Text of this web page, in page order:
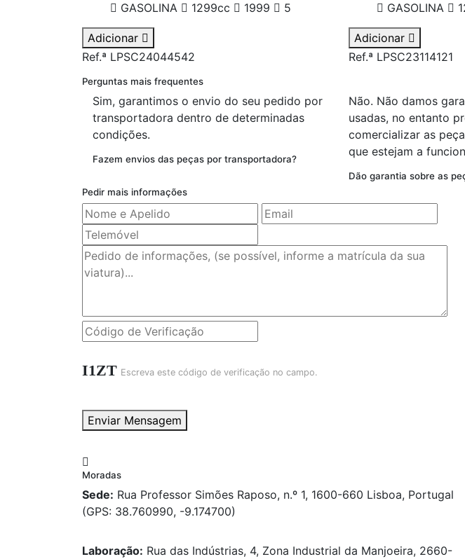
GASOLINA
1299cc 1999 5
Adicionar
Ref.ª LPSC24044542
GASOLINA
Adicionar
Ref.ª LPSC23114121
Perguntas mais frequentes
Sim, garantimos o envio do seu pedido por
transportadora dentro de determinadas
condições.
Fazem envios das peças por transportadora?
Não. Não damos
usadas, no entanto
comercializar as
que estejam a
Dão garantia sobre as
Pedir mais informações
I1ZT Escreva este código de verificação no campo.
Enviar Mensagem
Moradas
Sede: Rua Professor Simões Raposo, n.º 1, 1600-660 Lisboa, Portugal
(GPS: 38.760990, -9.174700)
Laboração: Rua das Indústrias, 4, Zona Industrial da Manjoeira, 2660-